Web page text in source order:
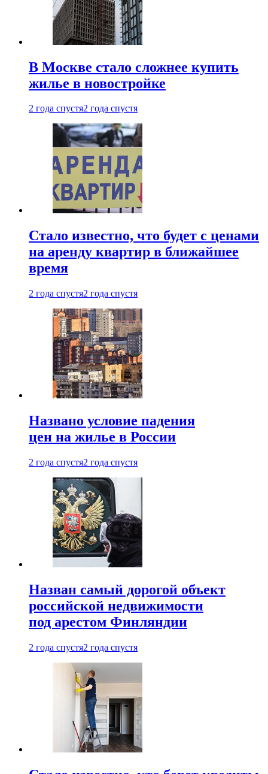
В Москве стало сложнее купить
жилье в новостройке
2 года спустя2 года спустя
Стало известно, что будет с ценами
на аренду квартир в ближайшее
время
2 года спустя2 года спустя
Названо условие падения
цен на жилье в России
2 года спустя2 года спустя
Назван самый дорогой объект
российской недвижимости
под арестом Финляндии
2 года спустя2 года спустя